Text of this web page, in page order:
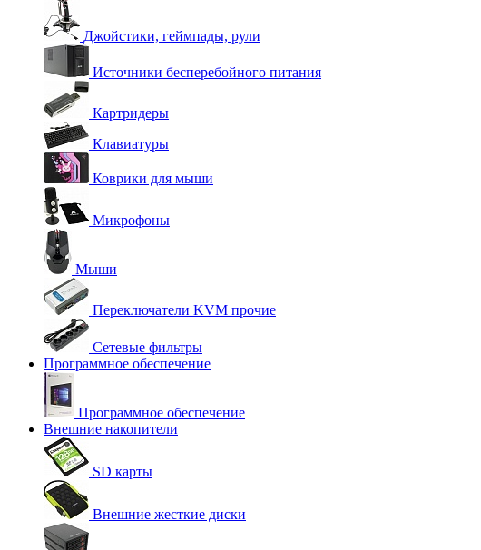
Джойстики, геймпады, рули
Источники бесперебойного питания
Картридеры
Клавиатуры
Коврики для мыши
Микрофоны
Мыши
Переключатели KVM прочие
Сетевые фильтры
Программное обеспечение
Программное обеспечение
Внешние накопители
SD карты
Внешние жесткие диски